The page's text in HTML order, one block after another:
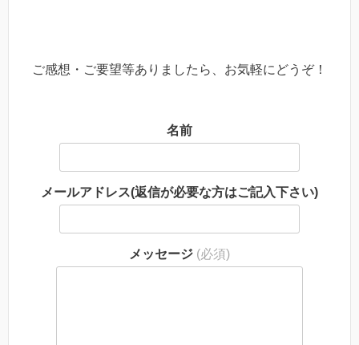
ご感想・ご要望等ありましたら、お気軽にどうぞ！
名前
メールアドレス(返信が必要な方はご記入下さい)
メッセージ (必須)